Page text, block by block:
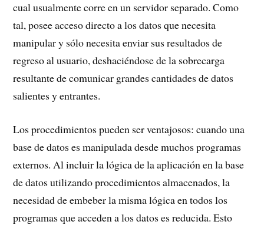
cual usualmente corre en un servidor separado. Como
tal, posee acceso directo a los datos que necesita
manipular y sólo necesita enviar sus resultados de
regreso al usuario, deshaciéndose de la sobrecarga
resultante de comunicar grandes cantidades de datos
salientes y entrantes.
Los procedimientos pueden ser ventajosos: cuando una
base de datos es manipulada desde muchos programas
externos. Al incluir la lógica de la aplicación en la base
de datos utilizando procedimientos almacenados, la
necesidad de embeber la misma lógica en todos los
programas que acceden a los datos es reducida. Esto